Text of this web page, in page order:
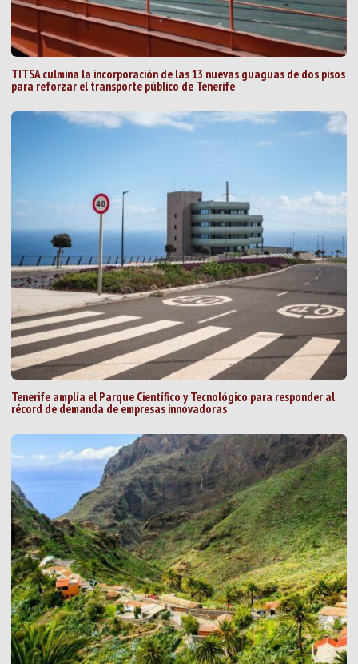
TITSA culmina la incorporación de las 13 nuevas guaguas de dos pisos
para reforzar el transporte público de Tenerife
Tenerife amplía el Parque Científico y Tecnológico para responder al
récord de demanda de empresas innovadoras